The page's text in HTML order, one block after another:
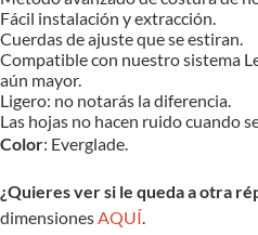
Fácil instalación y extracción.
Cuerdas de ajuste que se estiran.
Compatible con nuestro sistema
aún mayor.
Ligero: no notarás la diferencia.
Las hojas no hacen ruido cuando
Color: Everglade.
¿Quieres ver si le queda a otra
dimensionesAQUÍ.